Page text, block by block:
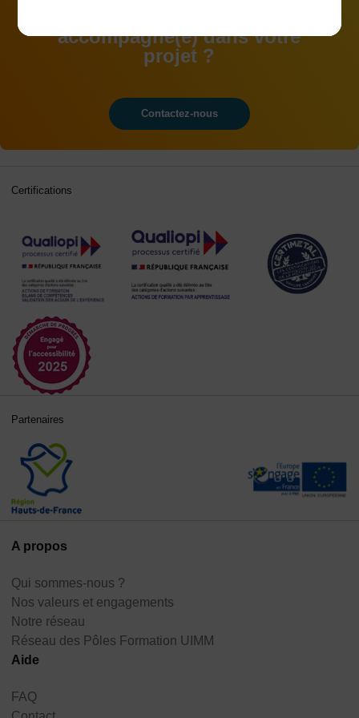
accompagné(e) dans votre
projet ?
Contactez-nous
A propos
Qui sommes-nous ?
Nos valeurs et engagements
Notre réseau
Réseau des Pôles Formation UIMM
Aide
FAQ
Certifications
Partenaires